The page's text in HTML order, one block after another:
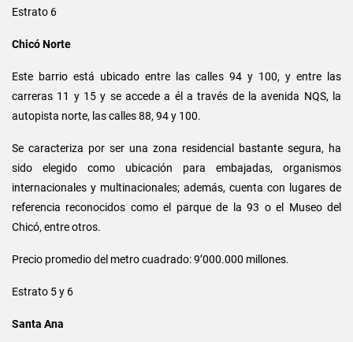
Estrato 6
Chicó Norte
Este barrio está ubicado entre las calles 94 y 100, y entre las
carreras 11 y 15 y se accede a él a través de la avenida NQS, la
autopista norte, las calles 88, 94 y 100.
Se caracteriza por ser una zona residencial bastante segura, ha
sido elegido como ubicación para embajadas, organismos
internacionales y multinacionales; además, cuenta con lugares de
referencia reconocidos como el parque de la 93 o el Museo del
Chicó, entre otros.
Precio promedio del metro cuadrado: 9’000.000 millones.
Estrato 5 y 6
Santa Ana